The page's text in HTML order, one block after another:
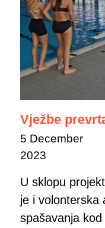
Vježbe
5 December
2023
U sklopu
je i volonterska
spašavanja